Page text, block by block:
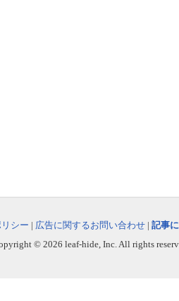
シー | 広告に関するお問い合わせ | 記事
© 2026 leaf-hide, Inc. All rights